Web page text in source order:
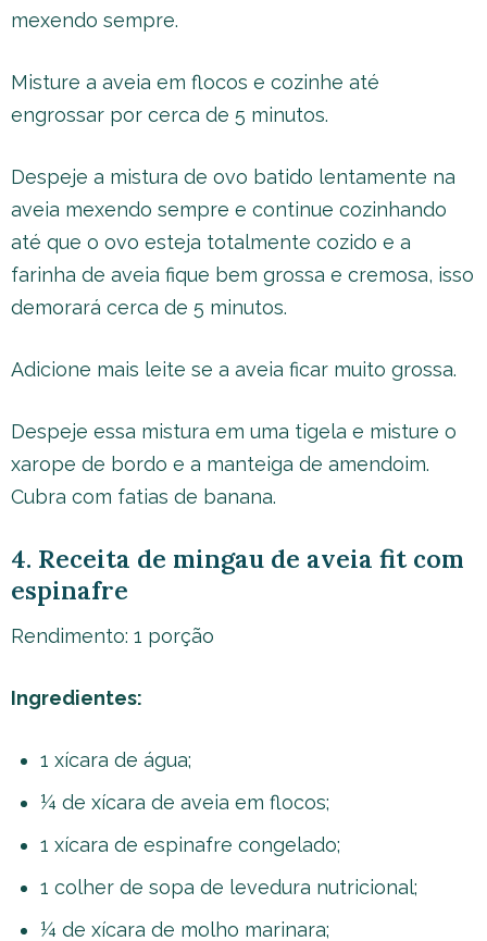
mexendo sempre.
Misture a aveia em flocos e cozinhe até
engrossar por cerca de 5 minutos.
Despeje a mistura de ovo batido lentamente na
aveia mexendo sempre e continue cozinhando
até que o ovo esteja totalmente cozido e a
farinha de aveia fique bem grossa e cremosa, isso
demorará cerca de 5 minutos.
Adicione mais leite se a aveia ficar muito grossa.
Despeje essa mistura em uma tigela e misture o
xarope de bordo e a manteiga de amendoim.
Cubra com fatias de banana.
4. Receita de mingau de aveia fit com
espinafre
Rendimento: 1 porção
Ingredientes:
1 xícara de água;
¼ de xícara de aveia em flocos;
1 xícara de espinafre congelado;
1 colher de sopa de levedura nutricional;
¼ de xícara de molho marinara;